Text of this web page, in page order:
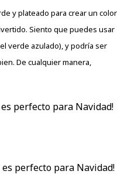
y plateado para crear un color
Siento que puedes usar
verde azulado), y podría ser
De cualquier manera,